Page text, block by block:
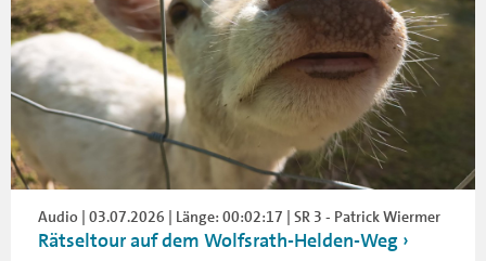
Audio | 03.07.2026 | Länge: 00:02:17 | SR 3 - Patrick Wiermer
Rätseltour auf dem Wolfsrath-Helden-Weg